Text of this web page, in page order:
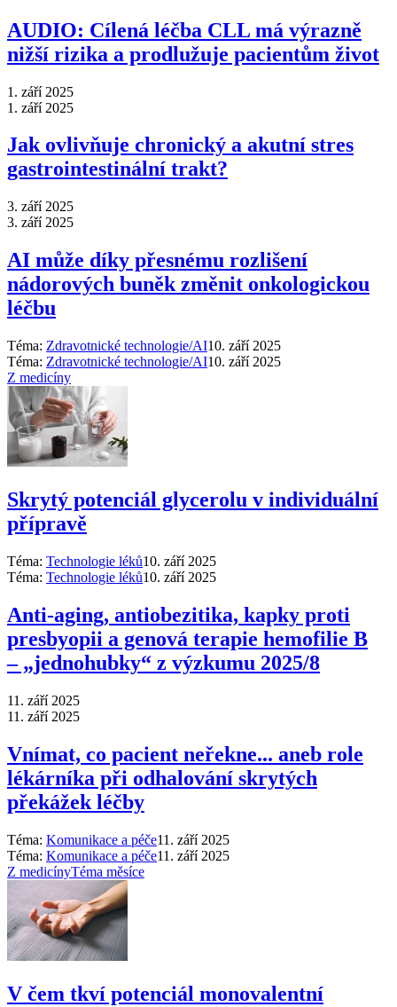
AUDIO: Cílená léčba CLL má výrazně
nižší rizika a prodlužuje pacientům život
1. září 2025
1. září 2025
Jak ovlivňuje chronický a akutní stres
gastrointestinální trakt?
3. září 2025
3. září 2025
AI může díky přesnému rozlišení
nádorových buněk změnit onkologickou
léčbu
Téma: Zdravotnické technologie/AI10. září 2025
Téma: Zdravotnické technologie/AI10. září 2025
Z medicíny
Skrytý potenciál glycerolu v individuální
přípravě
Téma: Technologie léků10. září 2025
Téma: Technologie léků10. září 2025
Anti‑aging, antiobezitika, kapky proti
presbyopii a genová terapie hemofilie B
–⁠ „jednohubky“ z výzkumu 2025/8
11. září 2025
11. září 2025
Vnímat, co pacient neřekne... aneb role
lékárníka při odhalování skrytých
překážek léčby
Téma: Komunikace a péče11. září 2025
Téma: Komunikace a péče11. září 2025
Z medicínyTéma měsíce
V čem tkví potenciál monovalentní